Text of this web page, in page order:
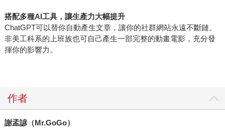
搭配多種AI工具，讓生產力大幅提升
ChatGPT可以替你自動產生文章，讓你的社群網站永遠不斷鏈。
非美工科系的上班族也可自己產生一部完整的動畫電影，充分發
揮你的影響力。
作者
謝孟諺（Mr.GoGo）